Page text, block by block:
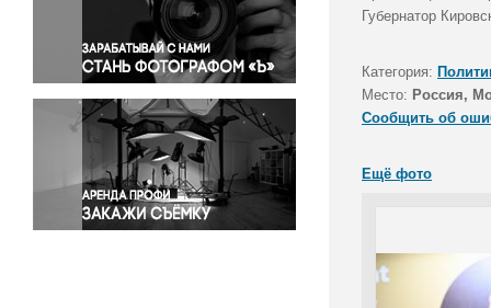
Правосудие
Происшествия и конфликты
Религия
Светская жизнь
Спорт
Экология
Экономика и бизнес
Губернатор
Категория:
Место: Россия,
Сообщить об
Ещё фото